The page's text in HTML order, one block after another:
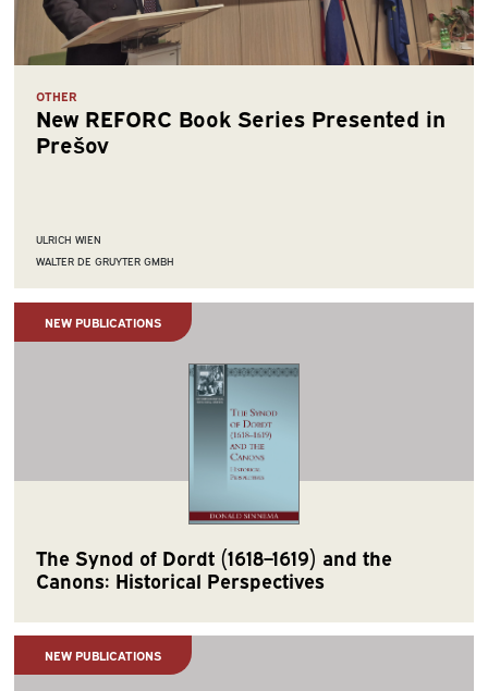
OTHER
New REFORC Book Series Presented in
Prešov
ULRICH WIEN
WALTER DE GRUYTER GMBH
NEW PUBLICATIONS
The Synod of Dordt (1618–1619) and the
Canons: Historical Perspectives
NEW PUBLICATIONS